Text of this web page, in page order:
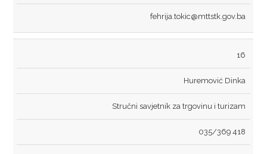
fehrija.tokic@mttstk.gov.ba
16
Huremović Dinka
Stručni savjetnik za trgovinu i turizam
035/369 418